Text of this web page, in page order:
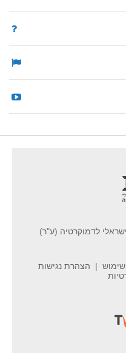
לדמוקרטיה (ע"ר)
הצהרת נגישות